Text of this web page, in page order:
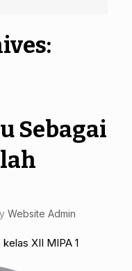
Sebagai
Website Admin
XII MIPA 1